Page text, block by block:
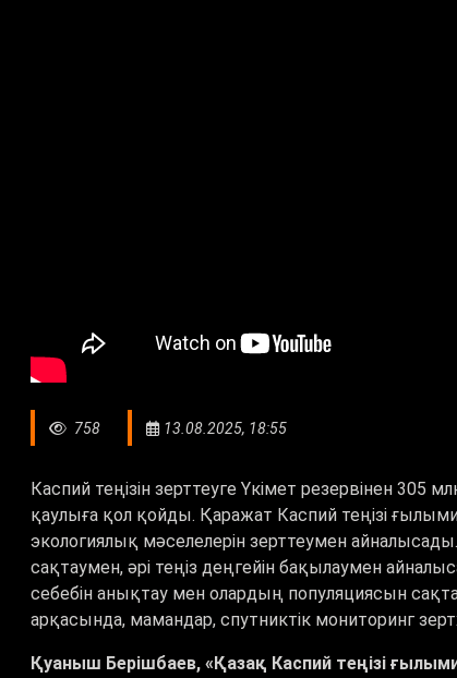
758 13.08.2025, 18:55
Каспий теңізін зерттеуге Үкімет резервінен 305
қаулыға қол қойды. Қаражат Каспий теңізі
экологиялық мәселелерін зерттеумен
сақтаумен, әрі теңіз деңгейін бақылаумен
себебін анықтау мен олардың популяциясын
арқасында, мамандар, спутниктік мониторинг
Қуаныш Берішбаев, «Қазақ Каспий теңізі